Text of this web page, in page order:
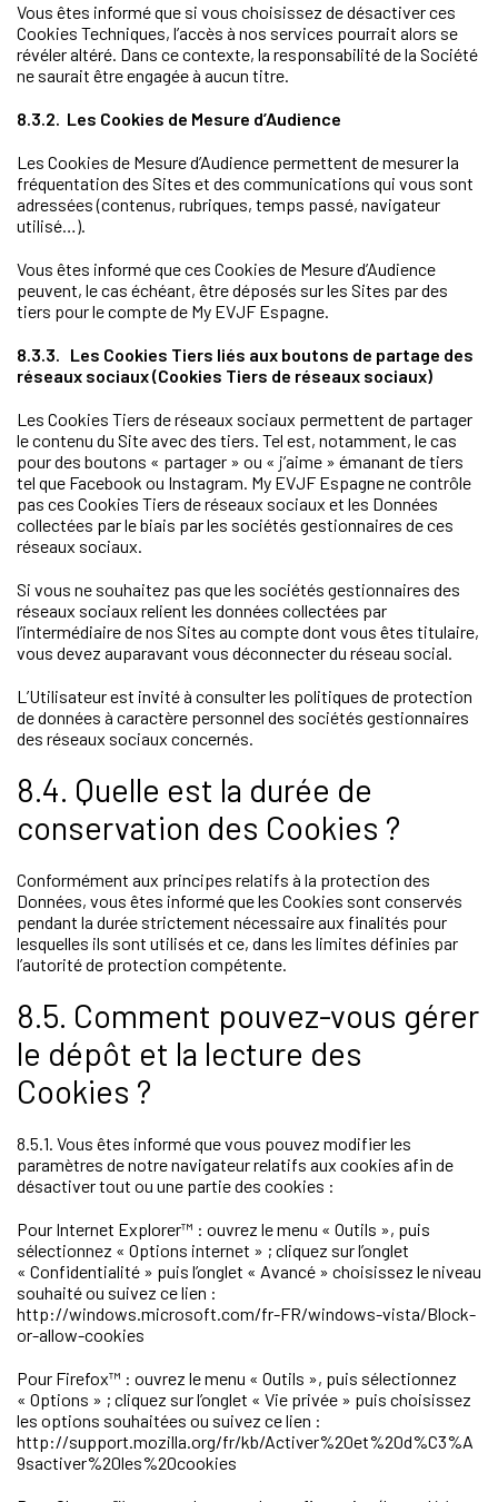
Vous êtes informé que si vous choisissez de désactiver ces
Cookies Techniques, l’accès à nos services pourrait alors se
révéler altéré. Dans ce contexte, la responsabilité de la Société
ne saurait être engagée à aucun titre.
8.3.2. Les Cookies de Mesure d’Audience
Les Cookies de Mesure d’Audience permettent de mesurer la
fréquentation des Sites et des communications qui vous sont
adressées (contenus, rubriques, temps passé, navigateur
utilisé…).
Vous êtes informé que ces Cookies de Mesure d’Audience
peuvent, le cas échéant, être déposés sur les Sites par des
tiers pour le compte de My EVJF Espagne.
8.3.3. Les Cookies Tiers liés aux boutons de partage des
réseaux sociaux (Cookies Tiers de réseaux sociaux)
Les Cookies Tiers de réseaux sociaux permettent de partager
le contenu du Site avec des tiers. Tel est, notamment, le cas
pour des boutons « partager » ou « j’aime » émanant de tiers
tel que Facebook ou Instagram. My EVJF Espagne ne contrôle
pas ces Cookies Tiers de réseaux sociaux et les Données
collectées par le biais par les sociétés gestionnaires de ces
réseaux sociaux.
Si vous ne souhaitez pas que les sociétés gestionnaires des
réseaux sociaux relient les données collectées par
l’intermédiaire de nos Sites au compte dont vous êtes titulaire,
vous devez auparavant vous déconnecter du réseau social.
L’Utilisateur est invité à consulter les politiques de protection
de données à caractère personnel des sociétés gestionnaires
des réseaux sociaux concernés.
8.4. Quelle est la durée de
conservation des Cookies ?
Conformément aux principes relatifs à la protection des
Données, vous êtes informé que les Cookies sont conservés
pendant la durée strictement nécessaire aux finalités pour
lesquelles ils sont utilisés et ce, dans les limites définies par
l’autorité de protection compétente.
8.5. Comment pouvez-vous gérer
le dépôt et la lecture des
Cookies ?
8.5.1. Vous êtes informé que vous pouvez modifier les
paramètres de notre navigateur relatifs aux cookies afin de
désactiver tout ou une partie des cookies :
Pour Internet Explorer™ : ouvrez le menu « Outils », puis
sélectionnez « Options internet » ; cliquez sur l’onglet
« Confidentialité » puis l’onglet « Avancé » choisissez le niveau
souhaité ou suivez ce lien :
http://windows.microsoft.com/fr-FR/windows-vista/Block-
or-allow-cookies
Pour Firefox™ : ouvrez le menu « Outils », puis sélectionnez
« Options » ; cliquez sur l’onglet « Vie privée » puis choisissez
les options souhaitées ou suivez ce lien :
http://support.mozilla.org/fr/kb/Activer%20et%20d%C3%A
9sactiver%20les%20cookies